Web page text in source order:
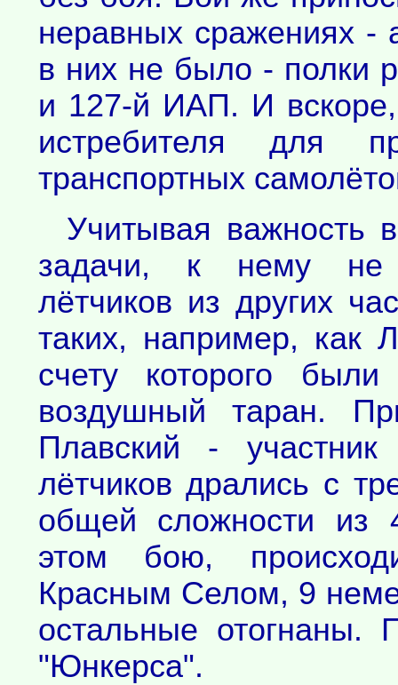
неравных сражениях -
в них не было - полки
и 127-й ИАП. И
истребителя для
транспортных
Учитывая важность
задачи, к нему не
лётчиков из других
таких, например, как
счету которого
воздушный таран.
Плавский -
лётчиков дрались с
общей сложности из
этом бою,
Красным Селом, 9
остальные отогнаны.
"Юнкерса".